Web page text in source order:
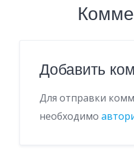
Добавить
Для отправки
необходимо